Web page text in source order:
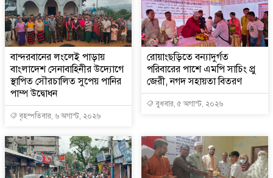
বান্দরবানের লংলেই পাড়ায়
বাংলাদেশ সেনাবাহিনীর উদ্যোগে
স্থাপিত সৌরচালিত সুপেয় পানির
পাম্প উদ্বোধন
বৃহস্পতিবার, ৬ অগাস্ট, ২০২৬
রোয়াংছড়িতে বন্যাদুর্গত
পরিবারের পাশে এমপি সাচিং প্রু
জেরী, নগদ সহায়তা বিতরণ
বুধবার, ৫ অগাস্ট, ২০২৬